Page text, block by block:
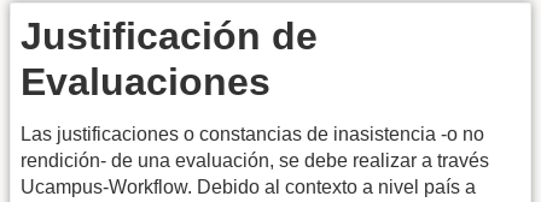
Justificación de
Evaluaciones
Las justificaciones o constancias de inasistencia -o no
rendición- de una evaluación, se debe realizar a través
Ucampus-Workflow. Debido al contexto a nivel país a